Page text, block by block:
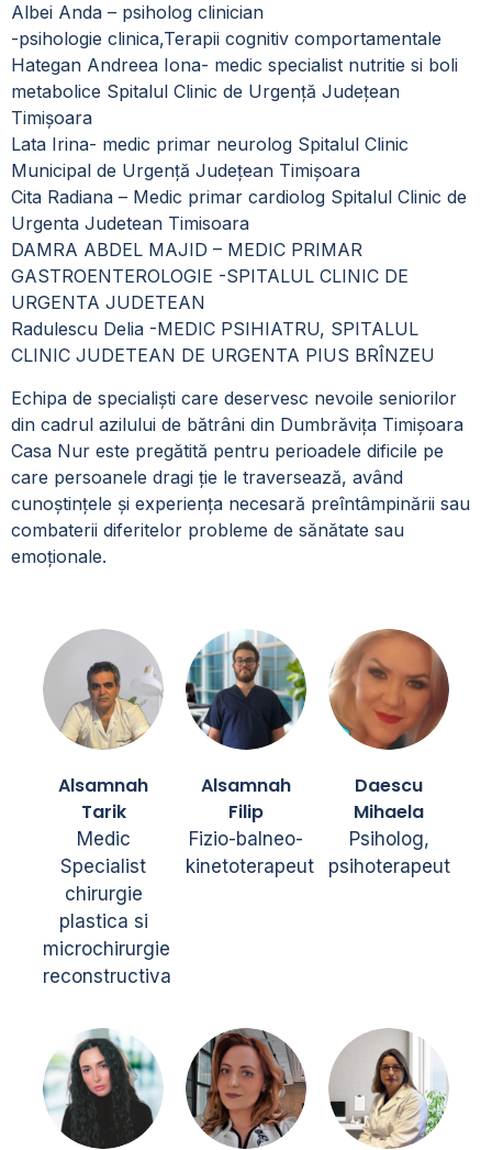
Albei Anda – psiholog clinician
-psihologie clinica,Terapii cognitiv comportamentale
Hategan Andreea Iona- medic specialist nutritie si boli
metabolice Spitalul Clinic de Urgență Județean
Timișoara
Lata Irina- medic primar neurolog Spitalul Clinic
Municipal de Urgență Județean Timișoara
Cita Radiana – Medic primar cardiolog Spitalul Clinic de
Urgenta Judetean Timisoara
DAMRA ABDEL MAJID – MEDIC PRIMAR
GASTROENTEROLOGIE -SPITALUL CLINIC DE
URGENTA JUDETEAN
Radulescu Delia -MEDIC PSIHIATRU, SPITALUL
CLINIC JUDETEAN DE URGENTA PIUS BRÎNZEU
Echipa de specialiști care deservesc nevoile seniorilor
din cadrul azilului de bătrâni din Dumbrăvița Timișoara
Casa Nur este pregătită pentru perioadele dificile pe
care persoanele dragi ție le traversează, având
cunoștințele și experiența necesară preîntâmpinării sau
combaterii diferitelor probleme de sănătate sau
emoționale.
Alsamnah
Tarik
Medic
Specialist
chirurgie
plastica si
microchirurgie
reconstructiva
Alsamnah
Filip
Fizio-balneo-
kinetoterapeut
Daescu
Mihaela
Psiholog,
psihoterapeut